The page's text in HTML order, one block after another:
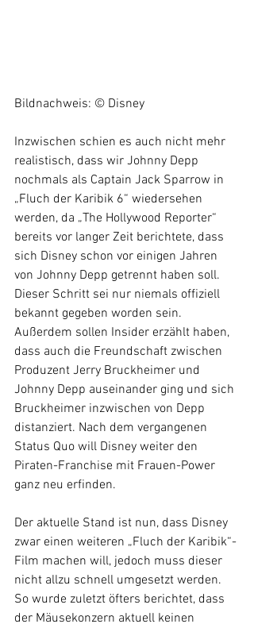
Bildnachweis: © Disney
Inzwischen schien es auch nicht mehr
realistisch, dass wir Johnny Depp
nochmals als Captain Jack Sparrow in
„Fluch der Karibik 6“ wiedersehen
werden, da „The Hollywood Reporter“
bereits vor langer Zeit berichtete, dass
sich Disney schon vor einigen Jahren
von Johnny Depp getrennt haben soll.
Dieser Schritt sei nur niemals offiziell
bekannt gegeben worden sein.
Außerdem sollen Insider erzählt haben,
dass auch die Freundschaft zwischen
Produzent Jerry Bruckheimer und
Johnny Depp auseinander ging und sich
Bruckheimer inzwischen von Depp
distanziert. Nach dem vergangenen
Status Quo will Disney weiter den
Piraten-Franchise mit Frauen-Power
ganz neu erfinden.
Der aktuelle Stand ist nun, dass Disney
zwar einen weiteren „Fluch der Karibik“-
Film machen will, jedoch muss dieser
nicht allzu schnell umgesetzt werden.
So wurde zuletzt öfters berichtet, dass
der Mäusekonzern aktuell keinen